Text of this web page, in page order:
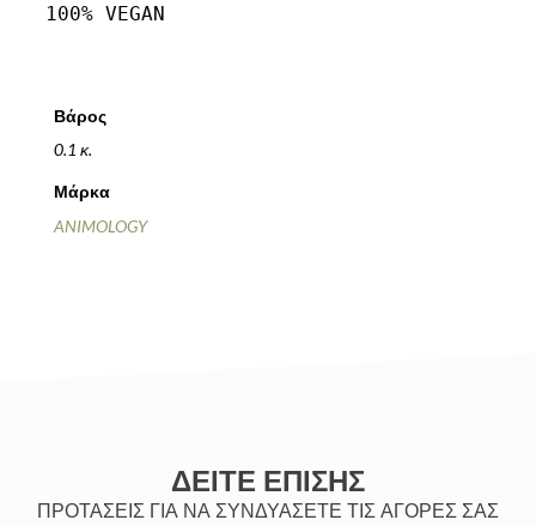
100% VEGAN
Βάρος
0.1 κ.
Μάρκα
ANIMOLOGY
ΔΕΙΤΕ ΕΠΙΣΗΣ
ΠΡΟΤΑΣΕΙΣ ΓΙΑ ΝΑ ΣΥΝΔΥΑΣΕΤΕ ΤΙΣ ΑΓΟΡΕΣ ΣΑΣ